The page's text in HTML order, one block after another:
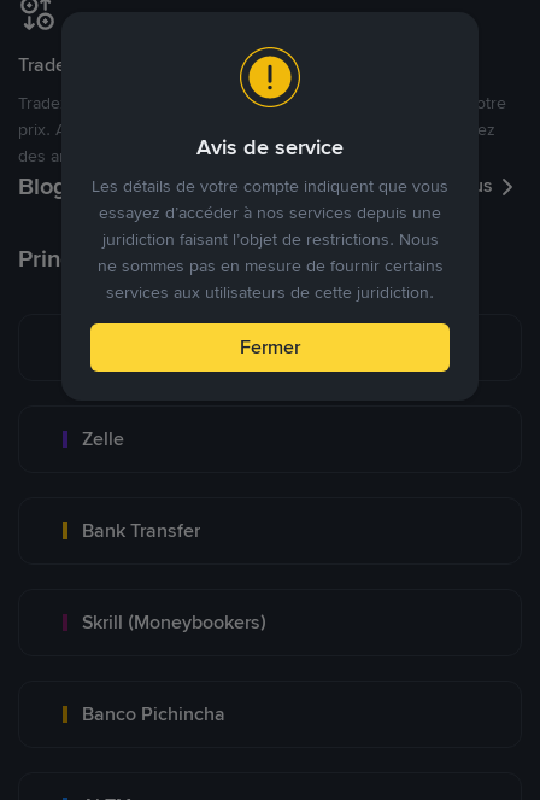
Tradez à des prix avantageux pour vous
Tradez des cryptos en étant libres d’acheter et de vendre à votre
prix. Achetez ou vendez à partir des offres existantes, ou créez
des annonces commerciales pour fixer vos propres prix.
Blog P2P Voir plus
Principaux modes de paiement
Zelle
Bank Transfer
Skrill (Moneybookers)
Banco Pichincha
Avis de service
Les détails de votre compte indiquent que vous
essayez d’accéder à nos services depuis une
juridiction faisant l’objet de restrictions. Nous
ne sommes pas en mesure de fournir certains
services aux utilisateurs de cette juridiction.
Fermer